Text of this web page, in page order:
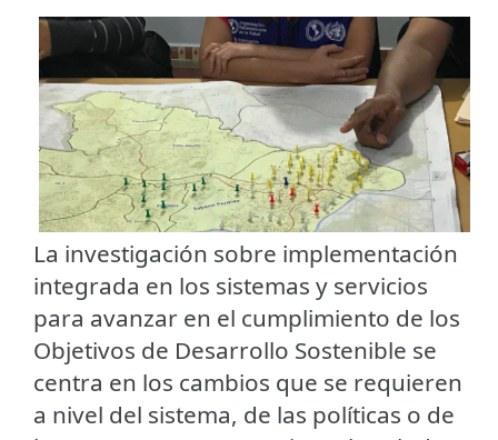
La investigación sobre implementación
integrada en los sistemas y servicios
para avanzar en el cumplimiento de los
Objetivos de Desarrollo Sostenible se
centra en los cambios que se requieren
a nivel del sistema, de las políticas o de